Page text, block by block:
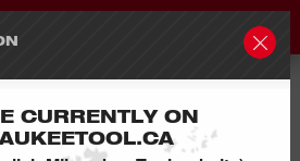
CURRENTLY ON